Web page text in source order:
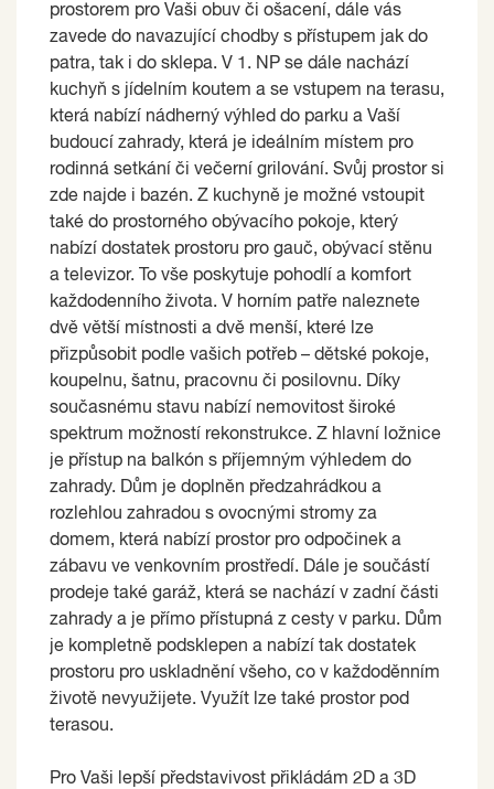
prostorem pro Vaši obuv či ošacení, dále vás
zavede do navazující chodby s přístupem jak do
patra, tak i do sklepa. V 1. NP se dále nachází
kuchyň s jídelním koutem a se vstupem na terasu,
která nabízí nádherný výhled do parku a Vaší
budoucí zahrady, která je ideálním místem pro
rodinná setkání či večerní grilování. Svůj prostor si
zde najde i bazén. Z kuchyně je možné vstoupit
také do prostorného obývacího pokoje, který
nabízí dostatek prostoru pro gauč, obývací stěnu
a televizor. To vše poskytuje pohodlí a komfort
každodenního života. V horním patře naleznete
dvě větší místnosti a dvě menší, které lze
přizpůsobit podle vašich potřeb – dětské pokoje,
koupelnu, šatnu, pracovnu či posilovnu. Díky
současnému stavu nabízí nemovitost široké
spektrum možností rekonstrukce. Z hlavní ložnice
je přístup na balkón s příjemným výhledem do
zahrady. Dům je doplněn předzahrádkou a
rozlehlou zahradou s ovocnými stromy za
domem, která nabízí prostor pro odpočinek a
zábavu ve venkovním prostředí. Dále je součástí
prodeje také garáž, která se nachází v zadní části
zahrady a je přímo přístupná z cesty v parku. Dům
je kompletně podsklepen a nabízí tak dostatek
prostoru pro uskladnění všeho, co v každoděnním
životě nevyužijete. Využít lze také prostor pod
terasou.
Pro Vaši lepší představivost přikládám 2D a 3D